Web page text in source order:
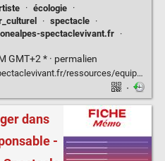
· écologie ·
· spectacle ·
spectaclevivant.fr
·
GMT+2 * · permalien
artistiques-et-transition-ecologique-la-methode-durables/
·
dans
-